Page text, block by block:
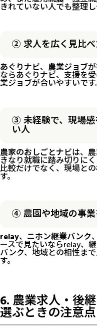
きれていない人でも整理し
② 求人を広く見比
あぐりナビ、 農業ジョブ
ならあぐりナビ、支援を
業ジョブが合いやすいです
③ 未経験で、現場感
い人
農家のおしごとナビは、
きなり就職に踏み切りに
比較だけでなく、現場と
す。
④ 農園や地域の事
relay、 ニホン継業バンク、
ースで見たいならrelay、
バンク、地域との相性ま
す。
6. 農業求人・後
選ぶときの注意点